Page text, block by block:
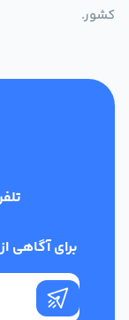
کشور.
برای آگاهی